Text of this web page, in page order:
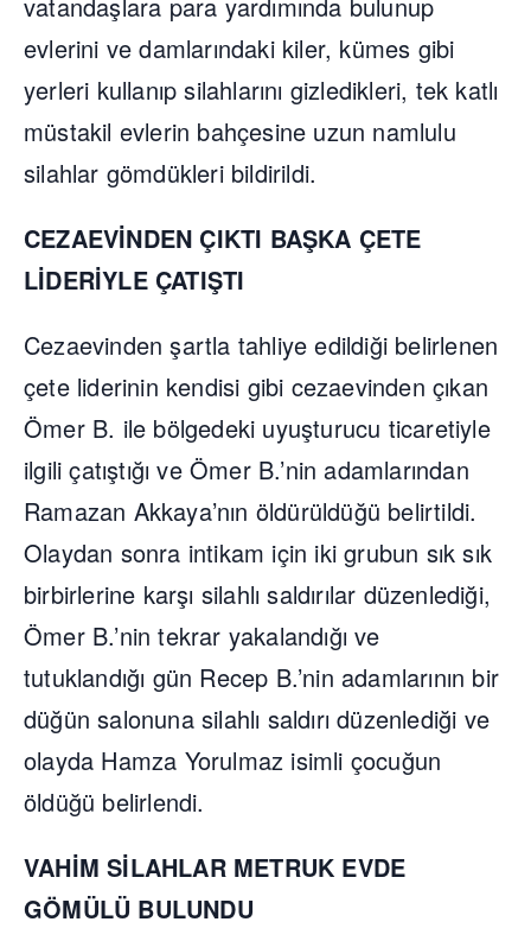
evlerini ve damlarındaki kiler, kümes gibi
yerleri kullanıp silahlarını gizledikleri, tek katlı
müstakil evlerin bahçesine uzun namlulu
silahlar gömdükleri bildirildi.
CEZAEVİNDEN ÇIKTI BAŞKA ÇETE
LİDERİYLE ÇATIŞTI
Cezaevinden şartla tahliye edildiği belirlenen
çete liderinin kendisi gibi cezaevinden çıkan
Ömer B. ile bölgedeki uyuşturucu ticaretiyle
ilgili çatıştığı ve Ömer B.’nin adamlarından
Ramazan Akkaya’nın öldürüldüğü belirtildi.
Olaydan sonra intikam için iki grubun sık sık
birbirlerine karşı silahlı saldırılar düzenlediği,
Ömer B.’nin tekrar yakalandığı ve
tutuklandığı gün Recep B.’nin adamlarının bir
düğün salonuna silahlı saldırı düzenlediği ve
olayda Hamza Yorulmaz isimli çocuğun
öldüğü belirlendi.
VAHİM SİLAHLAR METRUK EVDE
GÖMÜLÜ BULUNDU